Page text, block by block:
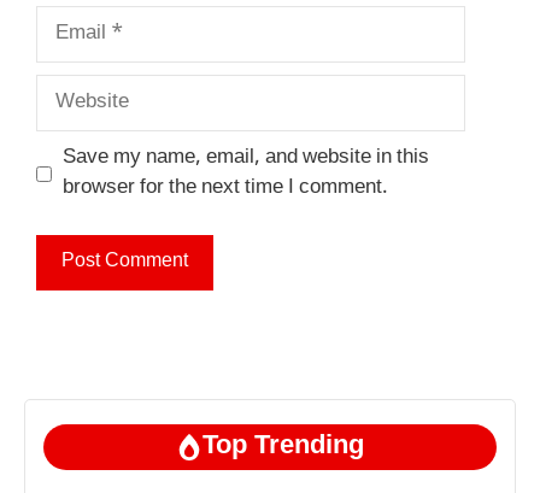
Email
Website
Save my name, email, and website in this
browser for the next time I comment.
Top Trending